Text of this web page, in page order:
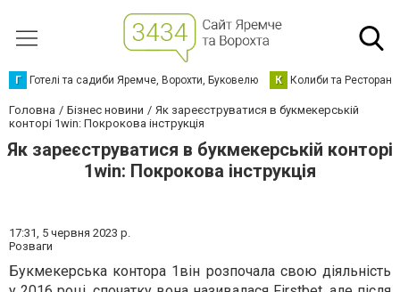
Г Готелі та садиби Яремче, Ворохти, Буковелю К Колиби та Ресторани
Головна Бізнес новини
Як зареєструватися в букмекерській
конторі 1win: Покрокова інструкція
Як зареєструватися в букмекерській конторі
1win: Покрокова інструкція
17:31, 5 червня 2023 р.
Розваги
Букмекерська контора 1він розпочала свою діяльність